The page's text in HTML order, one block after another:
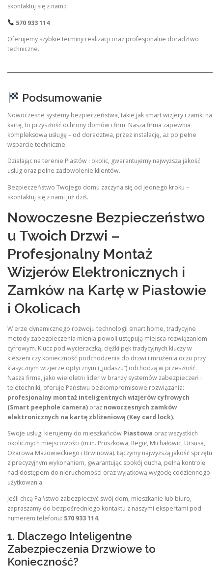
skontaktuj się z nami:
570 933 114
Oferujemy szybkie terminy realizacji oraz profesjonalne doradztwo
techniczne.
Podsumowanie
Nowoczesne systemy bezpieczeństwa, takie jak smart wizjery i zamki na
kartę, to przyszłość ochrony domów i firm. Nasza firma zapewnia
kompleksową usługę – od doradztwa, przez instalację, aż po pełne
wsparcie techniczne.
Działając na terenie Piastów i okolic, gwarantujemy najwyższą jakość
usług oraz pełne zadowolenie klientów.
Bezpieczeństwo Twojego domu zaczyna się od jednego kroku –
skontaktuj się z nami już dziś.
Nowoczesne Bezpieczeństwo
u Twoich Drzwi –
Profesjonalny Montaż
Wizjerów Elektronicznych i
Zamków na Kartę w Piastowie
i Okolicach
W erze dynamicznego rozwoju technologii smart home, tradycyjne
metody zabezpieczenia mienia powoli ustępują miejsca rozwiązaniom
cyfrowym. Klucz pod wycieraczką, ciężki pęk tradycyjnych kluczy w
kieszeni czy konieczność podchodzenia do drzwi i mrużenia oczu przy
klasycznym wizjerze optycznym („judaszu”) odchodzą w przeszłość.
Nasza firma, jako wieloletni lider w branży systemów zabezpieczeń i
teletechniki, oferuje Państwu bezkompromisowe rozwiązania:
profesjonalny montaż inteligentnych wizjerów cyfrowych
(Smart peephole camera) oraz nowoczesnych zamków
elektronicznych na kartę zbliżeniową (Key card lock).
Swoje usługi kierujemy do mieszkańców Piastowa oraz wszystkich
okolicznych miejscowości (m.in. Pruszkowa, Reguł, Michałowic, Ursusa,
Ożarowa Mazowieckiego i Brwinowa). Łączymy najwyższą jakość sprzętu
z precyzyjnym wykonaniem, gwarantując spokój ducha, pełną kontrolę
nad dostępem do nieruchomości oraz wyjątkową wygodę codziennego
użytkowania.
Jeśli chcą Państwo zabezpieczyć swój dom, mieszkanie lub biuro,
zapraszamy do bezpośredniego kontaktu z naszymi ekspertami pod
numerem telefonu: 570 933 114.
1. Dlaczego Inteligentne
Zabezpieczenia Drzwiowe to
Konieczność?